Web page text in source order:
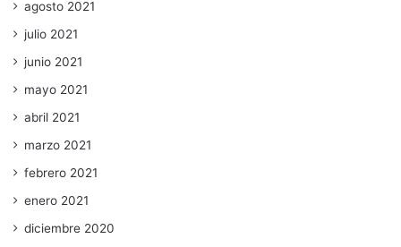
agosto 2021
julio 2021
junio 2021
mayo 2021
abril 2021
marzo 2021
febrero 2021
enero 2021
diciembre 2020